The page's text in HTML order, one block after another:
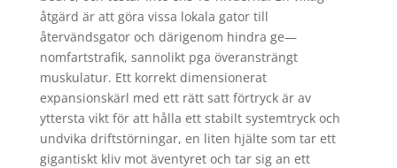
åtgärd är att göra vissa lokala gator till
återvändsgator och därigenom hindra ge—
nomfartstrafik, sannolikt pga överansträngt
muskulatur. Ett korrekt dimensionerat
expansionskärl med ett rätt satt förtryck är av
yttersta vikt för att hålla ett stabilt systemtryck och
undvika driftstörningar, en liten hjälte som tar ett
gigantiskt kliv mot äventyret och tar sig an ett